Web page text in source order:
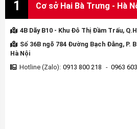
1 Cơ sở Hai Bà Trưng - Hà
4B Dãy B10 - Khu Đô Thị Đầm Trấu,
Số 36B ngõ 784 Đường Bạch Đằng, P.
Hà Nội
Hotline (Zalo): 0913 800 218 - 0963